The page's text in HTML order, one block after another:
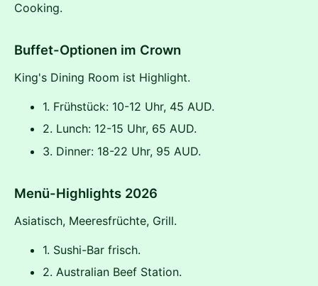
Cooking.
Buffet-Optionen im Crown
King's Dining Room ist Highlight.
1. Frühstück: 10-12 Uhr, 45 AUD.
2. Lunch: 12-15 Uhr, 65 AUD.
3. Dinner: 18-22 Uhr, 95 AUD.
Menü-Highlights 2026
Asiatisch, Meeresfrüchte, Grill.
1. Sushi-Bar frisch.
2. Australian Beef Station.